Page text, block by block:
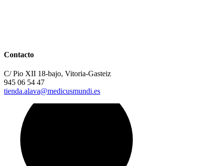
Contacto
C/ Pio XII 18-bajo, Vitoria-Gasteiz
945 06 54 47
tienda.alava@medicusmundi.es